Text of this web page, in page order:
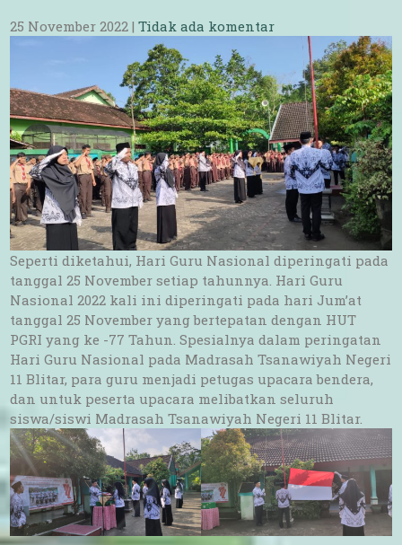
25 November 2022 |Tidak ada komentar
Seperti diketahui, Hari Guru Nasional diperingati pada
tanggal 25 November setiap tahunnya. Hari Guru
Nasional 2022 kali ini diperingati pada hari Jum’at
tanggal 25 November yang bertepatan dengan HUT
PGRI yang ke -77 Tahun. Spesialnya dalam peringatan
Hari Guru Nasional pada Madrasah Tsanawiyah Negeri
11 Blitar, para guru menjadi petugas upacara bendera,
dan untuk peserta upacara melibatkan seluruh
siswa/siswi Madrasah Tsanawiyah Negeri 11 Blitar.